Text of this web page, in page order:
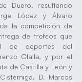
Duero, resultando
López y Álvaro
la competición de
de trofeos que
de deportes del
Olalla, y por el
de Castilla y León y
D. Marcos